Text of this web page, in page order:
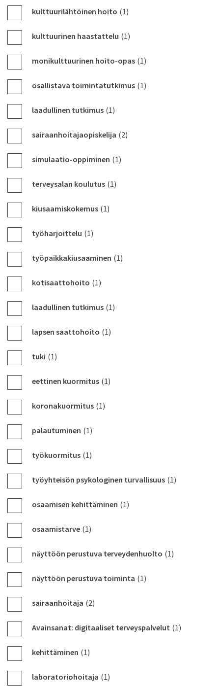
kulttuurilähtöinen hoito (1)
kulttuurinen haastattelu (1)
monikulttuurinen hoito-opas (1)
osallistava toimintatutkimus (1)
laadullinen tutkimus (1)
sairaanhoitajaopiskelija (2)
simulaatio-oppiminen (1)
terveysalan koulutus (1)
kiusaamiskokemus (1)
työharjoittelu (1)
työpaikkakiusaaminen (1)
kotisaattohoito (1)
laadullinen tutkimus (1)
lapsen saattohoito (1)
tuki (1)
eettinen kuormitus (1)
koronakuormitus (1)
palautuminen (1)
työkuormitus (1)
työyhteisön psykologinen turvallisuus (1)
osaamisen kehittäminen (1)
osaamistarve (1)
näyttöön perustuva terveydenhuolto (1)
näyttöön perustuva toiminta (1)
sairaanhoitaja (2)
Avainsanat: digitaaliset terveyspalvelut (1)
kehittäminen (1)
laboratoriohoitaja (1)